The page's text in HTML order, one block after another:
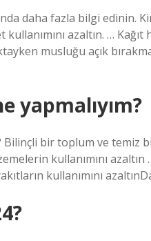
daha fazla bilgi edinin.
azaltın. … Kağıt
musluğu açık
yapmalıyım?
bir toplum ve temiz
kullanımını azaltın
kullanımını